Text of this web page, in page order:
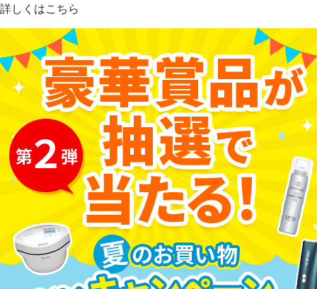
ランキング商品
メイク・ボディ・ヘアケア
キャンペーン情報
通販限定商品
クーポン＆ポイント
詳しくはこちら